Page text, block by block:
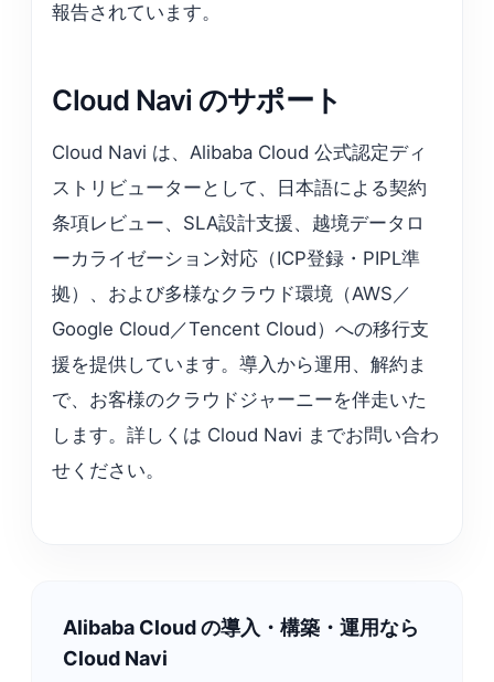
報告されています。
Cloud Navi のサポート
Cloud Navi は、Alibaba Cloud 公式認定ディ
ストリビューターとして、日本語による契約
条項レビュー、SLA設計支援、越境データロ
ーカライゼーション対応（ICP登録・PIPL準
拠）、および多様なクラウド環境（AWS／
Google Cloud／Tencent Cloud）への移行支
援を提供しています。導入から運用、解約ま
で、お客様のクラウドジャーニーを伴走いた
します。詳しくは Cloud Navi までお問い合わ
せください。
Alibaba Cloud の導入・構築・運用なら
Cloud Navi